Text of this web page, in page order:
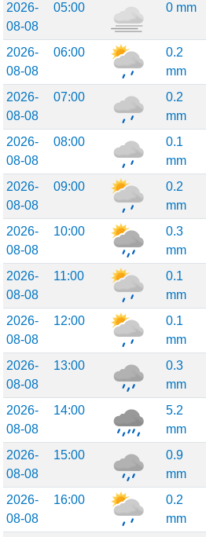
2026-
08-08
05:00 0 mm
2026-
08-08
06:00
0.2
mm
2026-
08-08
07:00
0.2
mm
2026-
08-08
08:00
0.1
mm
2026-
08-08
09:00
0.2
mm
2026-
08-08
10:00
0.3
mm
2026-
08-08
11:00
0.1
mm
2026-
08-08
12:00
0.1
mm
2026-
08-08
13:00
0.3
mm
2026-
08-08
14:00
5.2
mm
2026-
08-08
15:00
0.9
mm
2026-
08-08
16:00
0.2
mm